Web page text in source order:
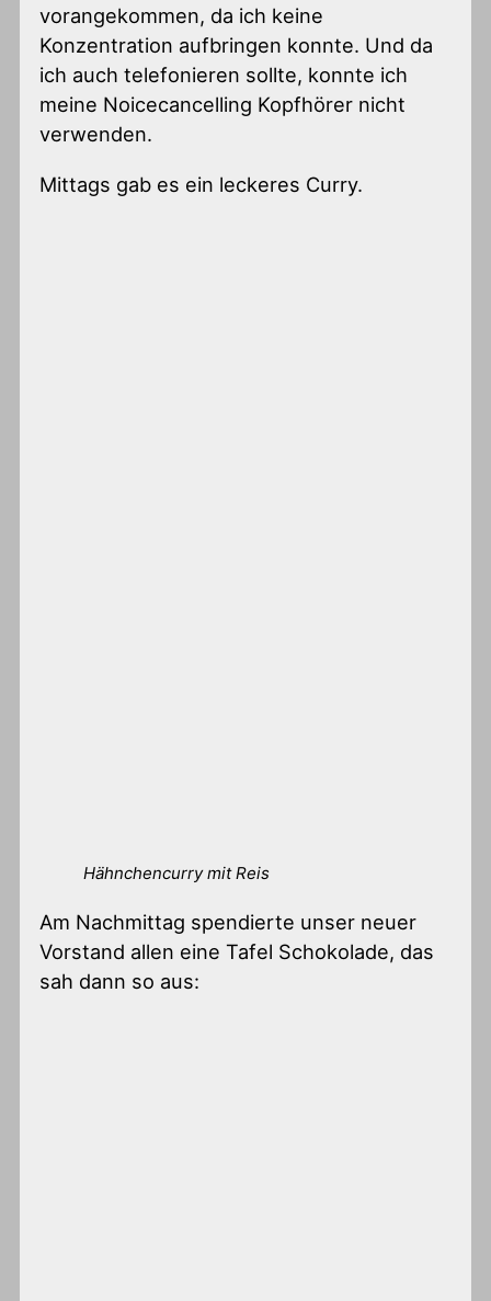
vorangekommen, da ich keine
Konzentration aufbringen konnte. Und da
ich auch telefonieren sollte, konnte ich
meine Noicecancelling Kopfhörer nicht
verwenden.
Mittags gab es ein leckeres Curry.
Hähnchencurry mit Reis
Am Nachmittag spendierte unser neuer
Vorstand allen eine Tafel Schokolade, das
sah dann so aus: